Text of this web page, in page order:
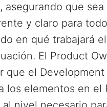
asegurando que sea
y claro para
en qué trabajará
El Product
que el Development
los elementos en el